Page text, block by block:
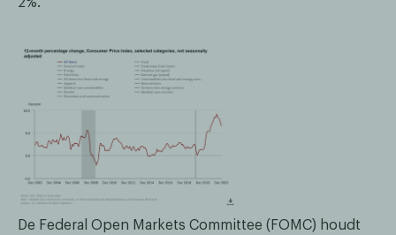
De Federal Open Markets Committee (FOMC) houdt